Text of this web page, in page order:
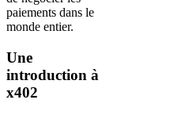
paiements dans le
monde entier.
Une
introduction à
x402